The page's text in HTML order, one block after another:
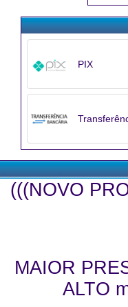
PIX
(((NOVO
MAIOR
ALTO